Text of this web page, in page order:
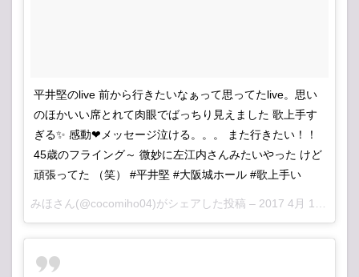
平井堅のlive 前から行きたいなぁって思ってたlive。思い
のほかいい席とれて肉眼でばっちり見えました 歌上手す
ぎる✨ 感動❤メッセージ泣ける。。。 また行きたい！！
45歳のフライング～ 微妙に左江内さんみたいやった けど
頑張ってた （笑） #平井堅 #大阪城ホール #歌上手い
みほさん(@cocomiho04)がシェアした投稿 – 2017 4月 11 6:53午前 PDT